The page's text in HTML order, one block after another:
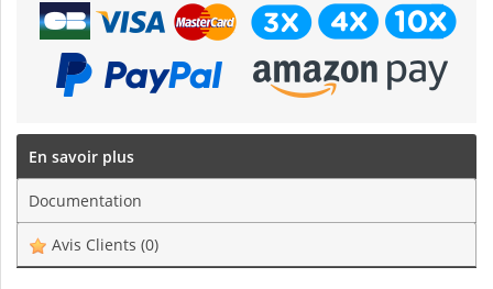
En savoir plus
Documentation
Avis Clients (0)